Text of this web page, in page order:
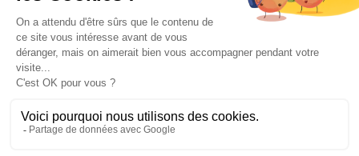
VISIOPHONE & INTERPHONE
LUMINAIRES & ECLAIRAGE